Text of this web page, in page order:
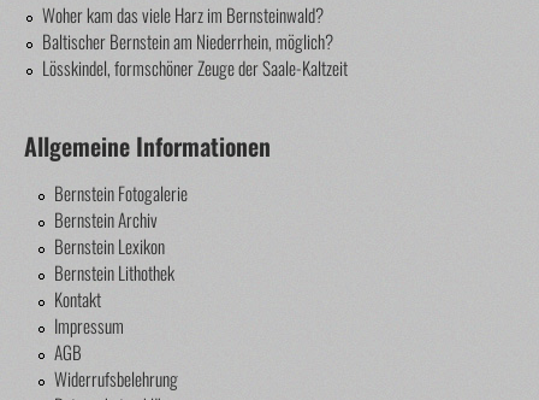
Woher kam das viele Harz im Bernsteinwald?
Baltischer Bernstein am Niederrhein, möglich?
Lösskindel, formschöner Zeuge der Saale-Kaltzeit
Allgemeine Informationen
Bernstein Fotogalerie
Bernstein Archiv
Bernstein Lexikon
Bernstein Lithothek
Kontakt
Impressum
AGB
Widerrufsbelehrung